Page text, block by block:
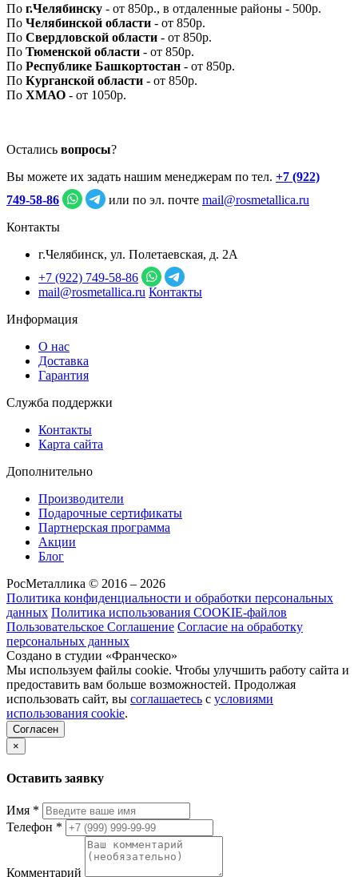
По г.Челябинску - от 850р., в отдаленные районы - 500р.
По Челябинской области - от 850р.
По Свердловской области - от 850р.
По Тюменской области - от 850р.
По Республике Башкортостан - от 850р.
По Курганской области - от 850р.
По ХМАО - от 1050р.
Остались вопросы?
Вы можете их задать нашим менеджерам по тел. +7 (922)
749‑58‑86
или по эл. почте mail@rosmetallica.ru
Контакты
г.Челябинск, ул. Полетаевская, д. 2А
+7 (922) 749‑58‑86
mail@rosmetallica.ru Контакты
Информация
О нас
Доставка
Гарантия
Служба поддержки
Контакты
Карта сайта
Дополнительно
Производители
Подарочные сертификаты
Партнерская программа
Акции
Блог
РосМеталлика © 2016 – 2026
Политика конфиденциальности и обработки персональных
данных Политика использования COOKIE-файлов
Пользовательское Соглашение Согласие на обработку
персональных данных
Создано в студии «Франческо»
Мы используем файлы cookie. Чтобы улучшить работу сайта и
предоставить вам больше возможностей. Продолжая
использовать сайт, вы соглашаетесь с условиями
использования cookie.
Согласен
×
Оставить заявку
Имя *
Телефон *
Комментарий